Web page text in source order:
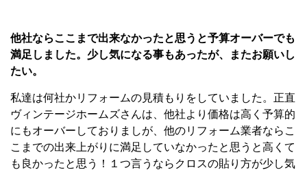
他社ならここまで出来なかったと思うと予算オーバーでも
満足しました。少し気になる事もあったが、またお願いし
たい。
私達は何社かリフォームの見積もりをしていました。正直
ヴィンテージホームズさんは、他社より価格は高く予算的
にもオーバーしておりましが、他のリフォーム業者ならこ
こまでの出来上がりに満足していなかったと思うと高くて
も良かったと思う！１つ言うならクロスの貼り方が少し気